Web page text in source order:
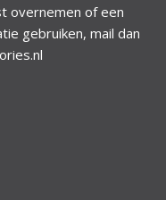
overnemen of een
gebruiken, mail dan